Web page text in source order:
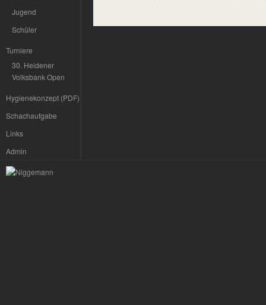
Jugend
Schüler
Turniere
30. Heidener
Volksbank Open
Hygienekonzept (PDF)
Schachaufgabe
Links
Admin